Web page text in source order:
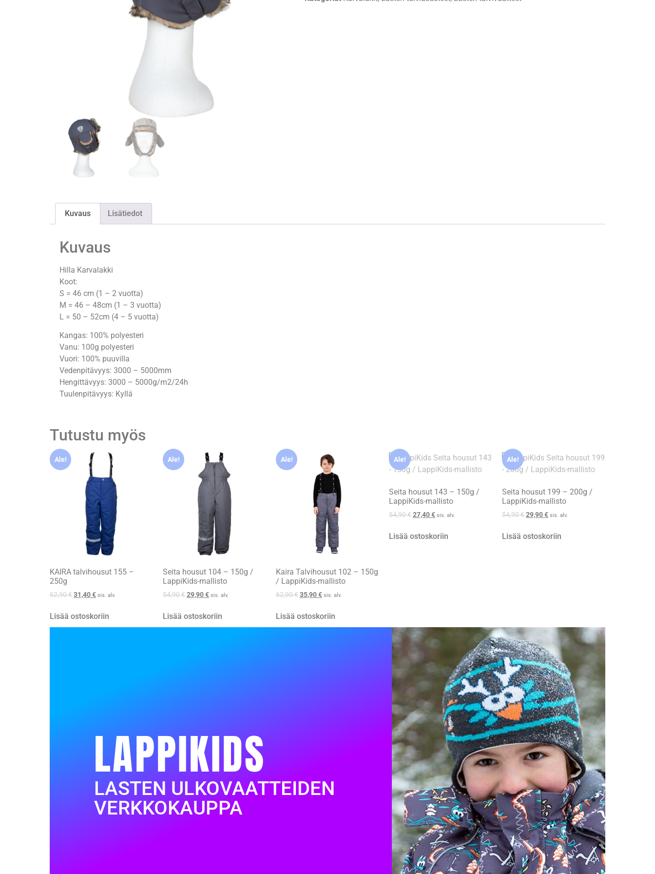
Kuvaus Lisätiedot
Kuvaus
Hilla Karvalakki
Koot:
S = 46 cm (1 – 2 vuotta)
M = 46 – 48cm (1 – 3 vuotta)
L = 50 – 52cm (4 – 5 vuotta)
Kangas: 100% polyesteri
Vanu: 100g polyesteri
Vuori: 100% puuvilla
Vedenpitävyys: 3000 – 5000mm
Hengittävyys: 3000 – 5000g/m2/24h
Tuulenpitävyys: Kyllä
Tutustu myös
Ale!
KAIRA talvihousut 155 –
250g
62,90€31,40€ sis. alv.
Lisää ostoskoriin
Ale!
Seita housut 104 – 150g /
LappiKids-mallisto
54,90€29,90€ sis. alv.
Lisää ostoskoriin
Ale!
Kaira Talvihousut 102 – 150g
/ LappiKids-mallisto
62,90€35,90€ sis. alv.
Lisää ostoskoriin
Ale!
Seita housut 143 – 150g /
LappiKids-mallisto
54,90€27,40€ sis. alv.
Lisää ostoskoriin
Ale!
Seita housut 199 – 200g /
LappiKids-mallisto
54,90€29,90€ sis. alv.
Lisää ostoskoriin
LAPPIKIDS
LASTEN ULKOVAATTEIDEN
VERKKOKAUPPA